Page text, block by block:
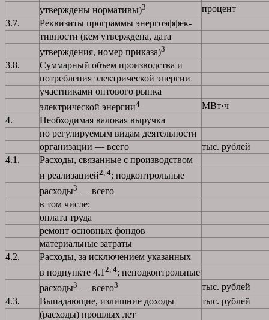
утверждены нормативы)3
процент
3.7.
Реквизиты программы энергоэффек-
тивности (кем утверждена, дата
утверждения, номер приказа)3
3.8.
Суммарный объем производства и
потребления электрической энергии
участниками оптового рынка
электрической энергии4
МВт·ч
4.
Необходимая валовая выручка
по регулируемым видам деятельности
организации — всего
тыс. рублей
4.1.
Расходы, связанные с производством
и реализацией2, 4; подконтрольные
расходы3 — всего
в том числе:
оплата труда
ремонт основных фондов
материальные затраты
4.2.
Расходы, за исключением указанных
в подпункте 4.1 2, 4; неподконтрольные
расходы3 — всего3
тыс. рублей
4.3.
Выпадающие, излишние доходы
тыс. рублей
(расходы) прошлых лет